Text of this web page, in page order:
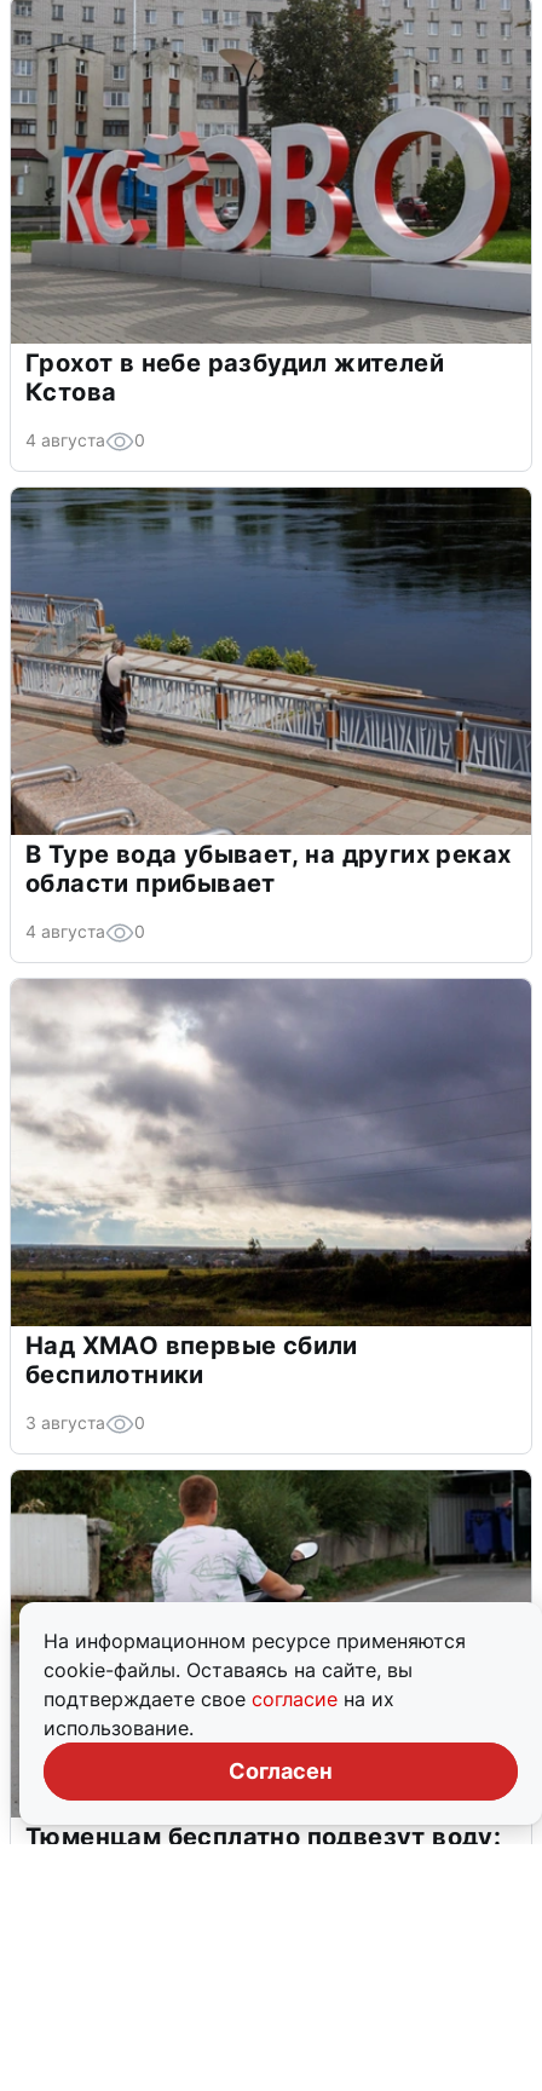
На информационном ресурсе применяются
cookie-файлы. Оставаясь на сайте, вы
подтверждаете свое согласие на их
использование.
Согласен
Грохот в небе разбудил жителей
Кстова
4 августа 0
В Туре вода убывает, на других реках
области прибывает
4 августа 0
Над ХМАО впервые сбили
беспилотники
3 августа 0
Тюменцам бесплатно подвезут воду: